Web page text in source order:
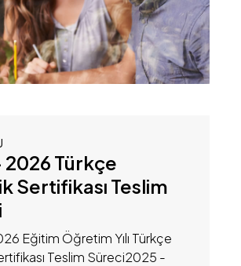
Türkçe
Sertifikası Teslim
Eğitim Öğretim Yılı Türkçe
Teslim Süreci2025 -